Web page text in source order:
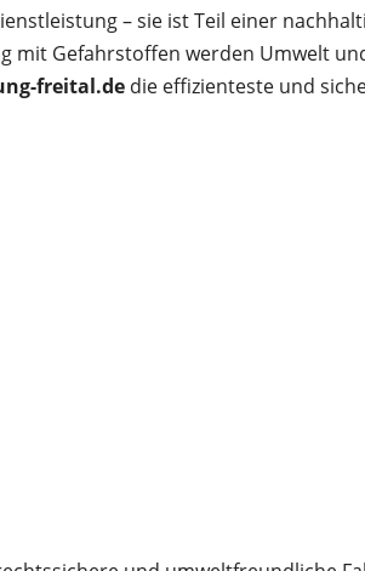
– sie ist Teil einer
Gefahrstoffen werden Umwelt
freital.de die effizienteste und